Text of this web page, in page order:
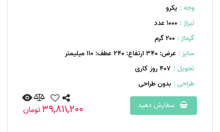
وجه : یکرو
تیراژ : 1000 عدد
گرماژ : ۲۰۰ گرم
سایز : عرض: 340 ارتفاع: 240 عطف: 110 میلیمتر
تحویل : 407 روز کاری
طراحی : بدون طراحی
سفارش دهید
39,811,200تومان